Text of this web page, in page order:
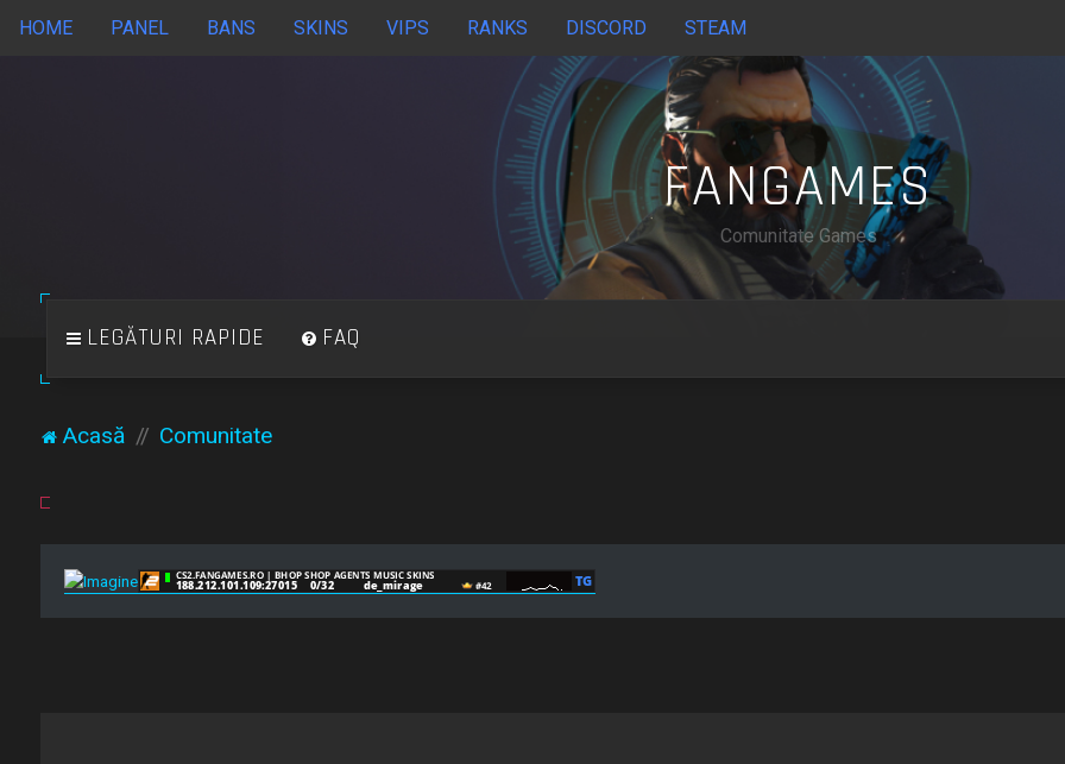
HOME PANEL BANS SKINS VIPS RANKS DISCORD STEAM
FANGAMES
Comunitate Games
LEGĂTURI RAPIDE FAQ
Acasă Comunitate